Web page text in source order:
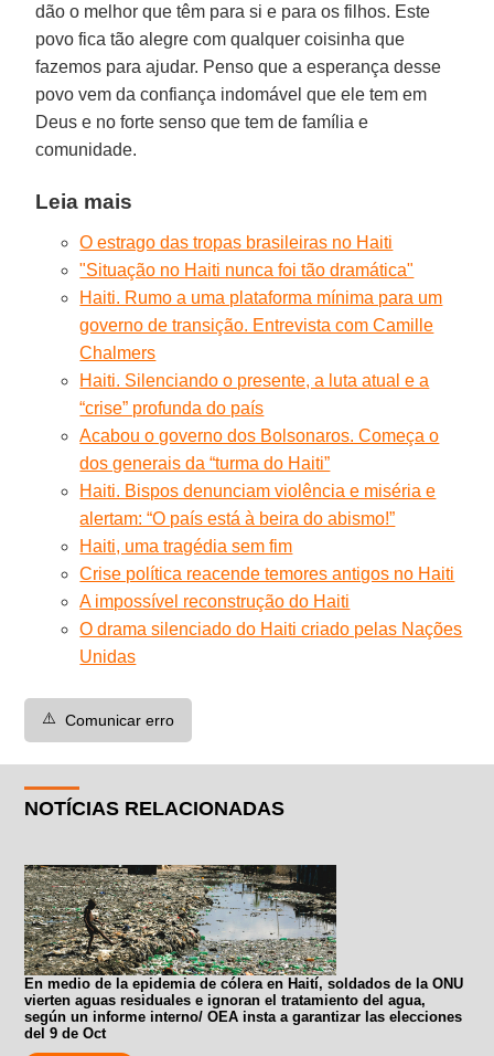
dão o melhor que têm para si e para os filhos. Este
povo fica tão alegre com qualquer coisinha que
fazemos para ajudar. Penso que a esperança desse
povo vem da confiança indomável que ele tem em
Deus e no forte senso que tem de família e
comunidade.
Leia mais
O estrago das tropas brasileiras no Haiti
"Situação no Haiti nunca foi tão dramática"
Haiti. Rumo a uma plataforma mínima para um
governo de transição. Entrevista com Camille
Chalmers
Haiti. Silenciando o presente, a luta atual e a
“crise” profunda do país
Acabou o governo dos Bolsonaros. Começa o
dos generais da “turma do Haiti”
Haiti. Bispos denunciam violência e miséria e
alertam: “O país está à beira do abismo!”
Haiti, uma tragédia sem fim
Crise política reacende temores antigos no Haiti
A impossível reconstrução do Haiti
O drama silenciado do Haiti criado pelas Nações
Unidas
⚠️ Comunicar erro
NOTÍCIAS RELACIONADAS
En medio de la epidemia de cólera en Haití, soldados de la ONU
vierten aguas residuales e ignoran el tratamiento del agua,
según un informe interno/ OEA insta a garantizar las elecciones
del 9 de Oct